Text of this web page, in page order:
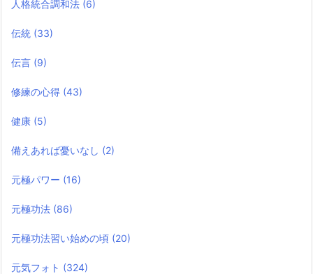
人格統合調和法 (6)
伝統 (33)
伝言 (9)
修練の心得 (43)
健康 (5)
備えあれば憂いなし (2)
元極パワー (16)
元極功法 (86)
元極功法習い始めの頃 (20)
元気フォト (324)